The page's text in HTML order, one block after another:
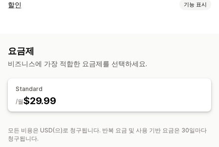
할인 기능 표시
결제 할인
요금제
비즈니스에 가장 적합한 요금제를 선택하세요.
Standard
$29.99
/월
모든 비용은 USD(으)로 청구됩니다. 반복 요금 및 사용 기반 요금은 30일마다
청구됩니다.